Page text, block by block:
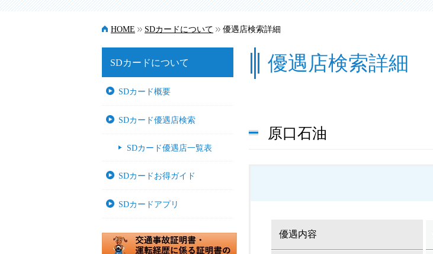
HOME >> SDカードについて >> 優遇店検索詳細
優遇店検索詳細
原口石油
優遇内容
SDカードについて
SDカード概要
SDカード優遇店検索
SDカード優遇店一覧表
SDカードお得ガイド
SDカードアプリ